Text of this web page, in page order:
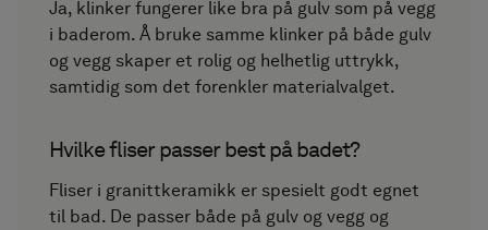
Ja, klinker fungerer like bra på gulv som på vegg
i baderom. Å bruke samme klinker på både gulv
og vegg skaper et rolig og helhetlig uttrykk,
samtidig som det forenkler materialvalget.
Hvilke fliser passer best på badet?
Fliser i granittkeramikk er spesielt godt egnet
til bad. De passer både på gulv og vegg og